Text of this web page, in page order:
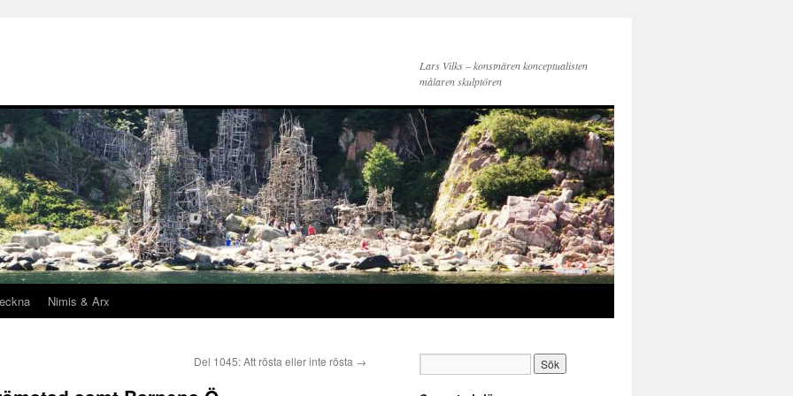
Lars Vilks – konstnären konceptualisten
målaren skulptören
Nimis & Arx
Del 1045: Att rösta eller inte rösta →